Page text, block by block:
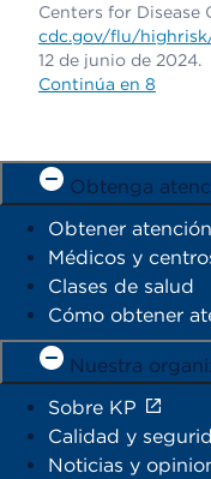
Centers for Disease
cdc.gov/flu/
12 de junio de 2024.
Continúa en 8
Obtenga
Obtener atención
Médicos y
Clases de salud
Cómo obtener
Nuestra
Sobre KP
Calidad y
Noticias y